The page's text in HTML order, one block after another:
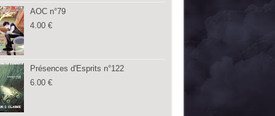
AOC n°79
4.00 €
Présences d'Esprits n°122
6.00 €